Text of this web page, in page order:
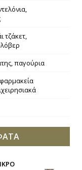
τζάκετ,
παγούρια